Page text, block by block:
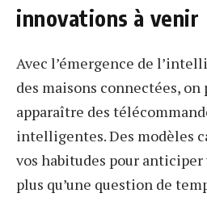
innovations à venir
Avec l’émergence de
des maisons connectées, on
apparaître des
intelligentes. Des modèles
vos habitudes pour anticiper
plus qu’une question de